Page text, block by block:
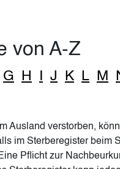
von A-Z
G H J K L M
Ausland verstorben,
im Sterberegister beim
Pflicht zur